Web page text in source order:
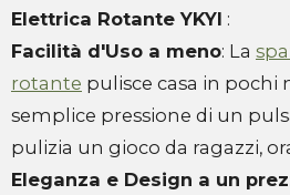
Elettrica Rotante YKYI :
Facilità d'Uso a meno: La
rotante pulisce casa in pochi
semplice pressione di un
pulizia un gioco da ragazzi,
Eleganza e Design a un